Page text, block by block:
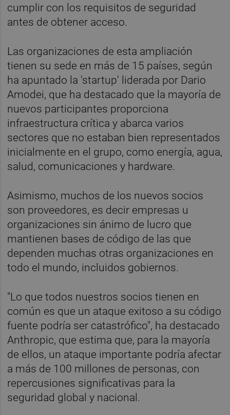
cumplir con los requisitos de seguridad
antes de obtener acceso.
Las organizaciones de esta ampliación
tienen su sede en más de 15 países, según
ha apuntado la 'startup' liderada por Dario
Amodei, que ha destacado que la mayoría de
nuevos participantes proporciona
infraestructura crítica y abarca varios
sectores que no estaban bien representados
inicialmente en el grupo, como energía, agua,
salud, comunicaciones y hardware.
Asimismo, muchos de los nuevos socios
son proveedores, es decir empresas u
organizaciones sin ánimo de lucro que
mantienen bases de código de las que
dependen muchas otras organizaciones en
todo el mundo, incluidos gobiernos.
"Lo que todos nuestros socios tienen en
común es que un ataque exitoso a su código
fuente podría ser catastrófico", ha destacado
Anthropic, que estima que, para la mayoría
de ellos, un ataque importante podría afectar
a más de 100 millones de personas, con
repercusiones significativas para la
seguridad global y nacional.